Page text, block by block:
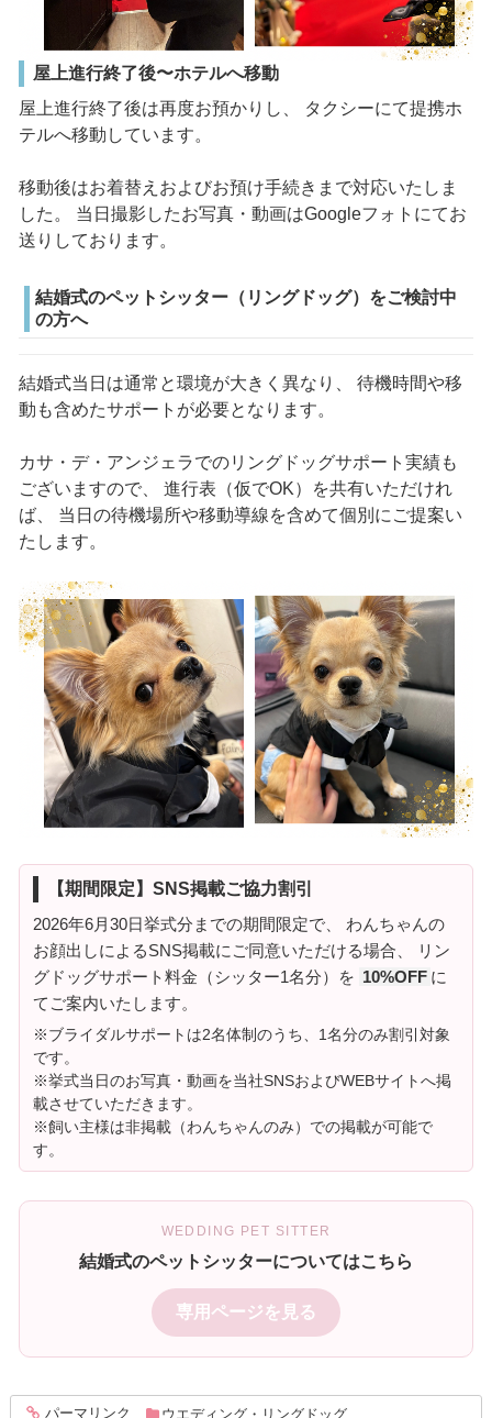
屋上進行終了後〜ホテルへ移動
屋上進行終了後は再度お預かりし、 タクシーにて提携ホ
テルへ移動しています。
移動後はお着替えおよびお預け手続きまで対応いたしま
した。 当日撮影したお写真・動画はGoogleフォトにてお
送りしております。
結婚式のペットシッター（リングドッグ）をご検討中
の方へ
結婚式当日は通常と環境が大きく異なり、 待機時間や移
動も含めたサポートが必要となります。
カサ・デ・アンジェラでのリングドッグサポート実績も
ございますので、 進行表（仮でOK）を共有いただけれ
ば、 当日の待機場所や移動導線を含めて個別にご提案い
たします。
【期間限定】SNS掲載ご協力割引
2026年6月30日挙式分までの期間限定で、 わんちゃんの
お顔出しによるSNS掲載にご同意いただける場合、 リン
グドッグサポート料金（シッター1名分）を 10%OFF に
てご案内いたします。
※ブライダルサポートは2名体制のうち、1名分のみ割引対象
です。
※挙式当日のお写真・動画を当社SNSおよびWEBサイトへ掲
載させていただきます。
※飼い主様は非掲載（わんちゃんのみ）での掲載が可能で
す。
WEDDING PET SITTER
結婚式のペットシッターについてはこちら
専用ページを見る
entry342
パーマリンク ウエディング・リングドッグ